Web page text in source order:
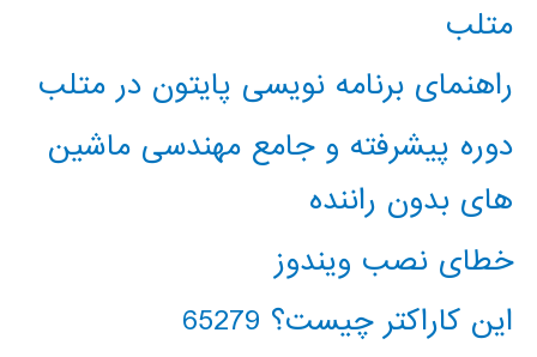
متلب
راهنمای برنامه نویسی پایتون در متلب
دوره پیشرفته و جامع مهندسی ماشین
های بدون راننده
خطای نصب ویندوز
این کاراکتر چیست؟ 65279